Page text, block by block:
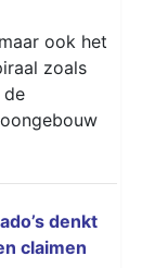
ook het
zoals
de
denkt
claimen